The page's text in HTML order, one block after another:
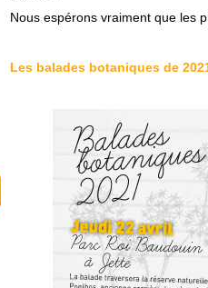
Nous espérons vraiment que les
Les balades botaniques de